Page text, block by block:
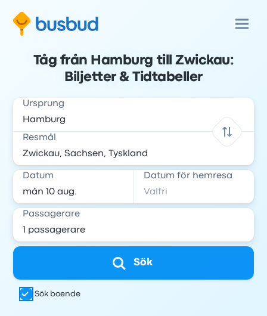
Tåg från Hamburg till Zwickau:
Biljetter & Tidtabeller
Ursprung
Resmål
Datum Datum för hemresa
Passagerare
Sök
Sök boende